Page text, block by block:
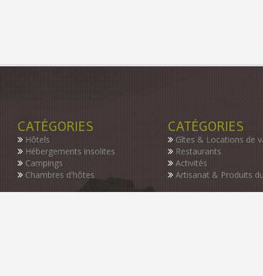
CATÉGORIES
Hôtels
Hébergements insolites
Campings
Chambres d'hôtes
CATÉGORIES
Gîtes & Locations de
Restaurants
Activités
Artisanat & Produits